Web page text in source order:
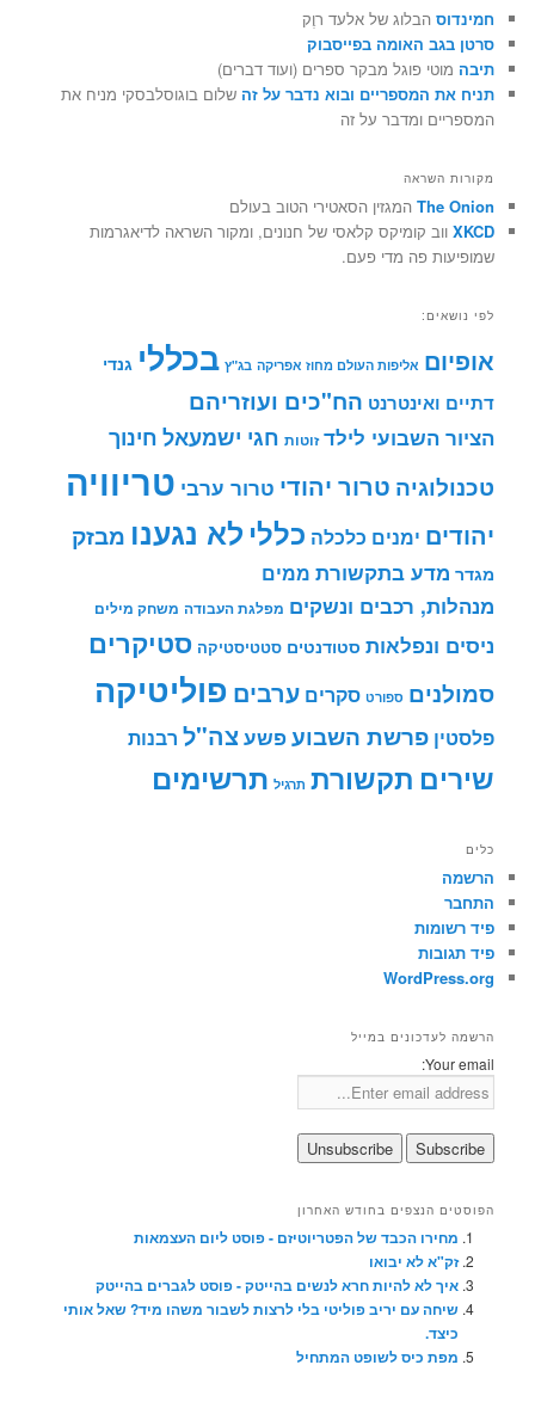
חמינדוס הבלוג של אלעד רוֶק
סרטן בגב האומה בפייסבוק
תיבה מוטי פוגל מבקר ספרים (ועוד דברים)
תניח את המספריים ובוא נדבר על זה שלום בוגוסלבסקי מניח את
המספריים ומדבר על זה
מקורות השראה
The Onion המגזין הסאטירי הטוב בעולם
XKCD ווב קומיקס קלאסי של חנונים, ומקור השראה לדיאגרמות
שמופיעות פה מדי פעם.
לפי נושאים:
אופיום אליפות העולם מחוז אפריקה בג"ץ בכללי גנדי
דתיים ואינטרנט הח"כים ועוזריהם
הציור השבועי לילד זוטות חגי ישמעאל חינוך
טכנולוגיה טרור יהודי טרור ערבי טריוויה
יהודים ימנים כלכלה כללי לא נגענו מבזק
מגדר מדע בתקשורת ממים
מנהלות, רכבים ונשקים מפלגת העבודה משחק מילים
ניסים ונפלאות סטודנטים סטטיסטיקה סטיקרים
סמולנים ספורט סקרים ערבים פוליטיקה
פלסטין פרשת השבועפשעצה"ל רבנות
שירים תקשורת תרגיל תרשימים
כלים
הרשמה
התחבר
פיד רשומות
פיד תגובות
WordPress.org
הרשמה לעדכונים במייל
Your email:
הפוסטים הנצפים בחודש האחרון
מחירו הכבד של הפטריוטיזם - פוסט ליום העצמאות
זק"א לא יבואו
איך לא להיות חרא לנשים בהייטק - פוסט לגברים בהייטק
שיחה עם יריב פוליטי בלי לרצות לשבור משהו מיד? שאל אותי
כיצד.
מפת כיס לשופט המתחיל